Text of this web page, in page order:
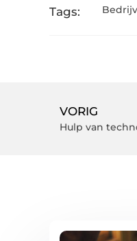
Tags:
VORIG
Hulp van